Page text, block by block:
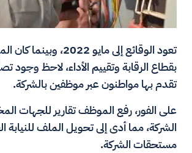
تعود الوقائع إلى مايو
بقطاع الرقابة وتقييم الأداء، لاحظ وجود
تقدم بها مواطنون عبر موظفين بالشركة.
على الفور، رفع الموظف تقارير للجهات
الشركة، مما أدى إلى تحويل الملف للنيابة
مستحقات الشركة.